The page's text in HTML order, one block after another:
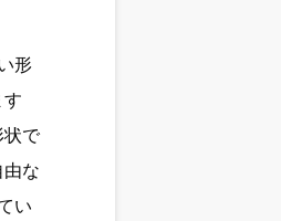
形
す
状で
由な
い